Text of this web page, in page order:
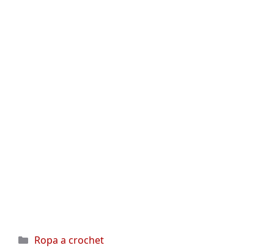
Categorías
Ropa a crochet